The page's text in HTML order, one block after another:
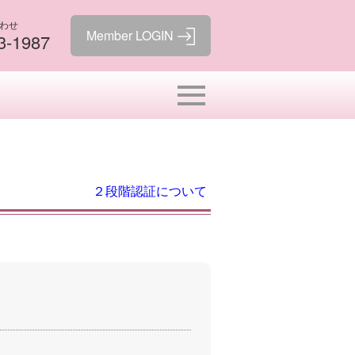
せ
1987
２段階認証について